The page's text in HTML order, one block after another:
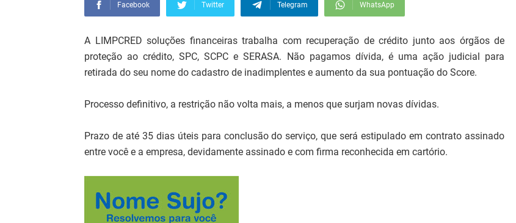
Facebook Twitter Telegram WhatsApp
A LIMPCRED soluções financeiras trabalha com recuperação de crédito junto aos órgãos de
proteção ao crédito, SPC, SCPC e SERASA. Não pagamos dívida, é uma ação judicial para
retirada do seu nome do cadastro de inadimplentes e aumento da sua pontuação do Score.
Processo definitivo, a restrição não volta mais, a menos que surjam novas dívidas.
Prazo de até 35 dias úteis para conclusão do serviço, que será estipulado em contrato assinado
entre você e a empresa, devidamente assinado e com firma reconhecida em cartório.